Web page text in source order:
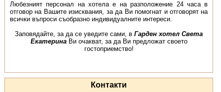
Любезният персонал на хотела е на разположение 24 часа в
отговор на Вашите изисквания, за да Ви помогнат и отговорят на
всички въпроси съобразно индивидуалните интереси.
Заповядайте, за да се уведите сами, вГарден хотел Света
ЕкатеринаВи очакват, за да Ви предложат своето
гостоприемство!
Контакти